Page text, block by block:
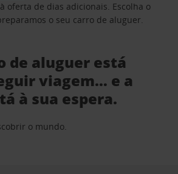
oferta de dias adicionais. Escolha o
o seu carro de aluguer.
de aluguer está
viagem… e a
à sua espera.
o mundo.